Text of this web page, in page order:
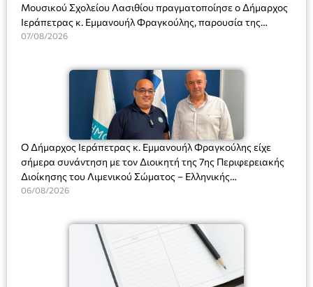
Μουσικού Σχολείου Λασιθίου πραγματοποίησε ο Δήμαρχος
Ιεράπετρας κ. Εμμανουήλ Φραγκούλης, παρουσία της
Διευθύντριας του σχολείου κας Μαριάννας Χαΐτα.
07/08/2026
Ο Δήμαρχος Ιεράπετρας κ. Εμμανουήλ Φραγκούλης είχε
σήμερα συνάντηση με τον Διοικητή της 7ης Περιφερειακής
Διοίκησης του Λιμενικού Σώματος – Ελληνικής
Ακτοφυλακής (Λ.Σ.-ΕΛ.ΑΚΤ.), Αρχιπλοίαρχο Λ.Σ. κ. Ιωάννη
06/08/2026